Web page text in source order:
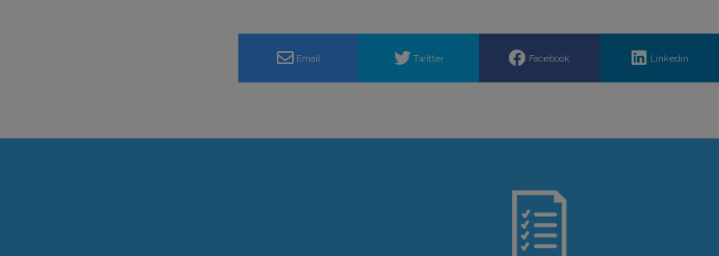
Email Twitter Facebook Linkedin